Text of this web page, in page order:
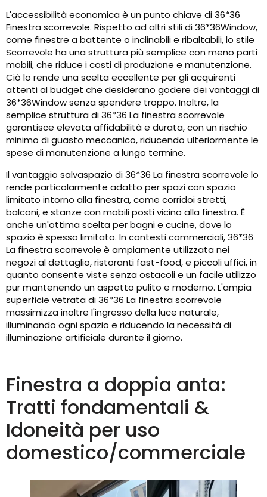
L'accessibilità economica è un punto chiave di 36*36
Finestra scorrevole. Rispetto ad altri stili di 36*36Window,
come finestre a battente o inclinabili e ribaltabili, lo stile
Scorrevole ha una struttura più semplice con meno parti
mobili, che riduce i costi di produzione e manutenzione.
Ciò lo rende una scelta eccellente per gli acquirenti
attenti al budget che desiderano godere dei vantaggi di
36*36Window senza spendere troppo. Inoltre, la
semplice struttura di 36*36 La finestra scorrevole
garantisce elevata affidabilità e durata, con un rischio
minimo di guasto meccanico, riducendo ulteriormente le
spese di manutenzione a lungo termine.
Il vantaggio salvaspazio di 36*36 La finestra scorrevole lo
rende particolarmente adatto per spazi con spazio
limitato intorno alla finestra, come corridoi stretti,
balconi, e stanze con mobili posti vicino alla finestra. È
anche un'ottima scelta per bagni e cucine, dove lo
spazio è spesso limitato. In contesti commerciali, 36*36
La finestra scorrevole è ampiamente utilizzata nei
negozi al dettaglio, ristoranti fast-food, e piccoli uffici, in
quanto consente viste senza ostacoli e un facile utilizzo
pur mantenendo un aspetto pulito e moderno. L'ampia
superficie vetrata di 36*36 La finestra scorrevole
massimizza inoltre l'ingresso della luce naturale,
illuminando ogni spazio e riducendo la necessità di
illuminazione artificiale durante il giorno.
Finestra a doppia anta:
Tratti fondamentali &
Idoneità per uso
domestico/commerciale